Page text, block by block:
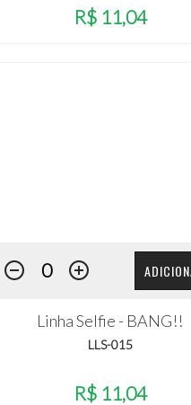
R$ 11,04
Linha Selfie - BANG!!
LLS-015
R$ 11,04